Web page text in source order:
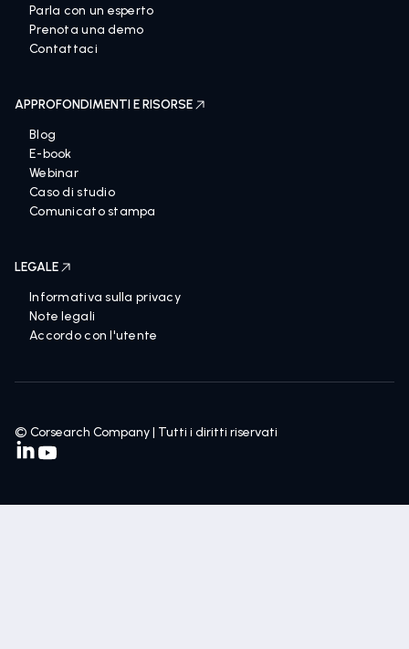
Parla con un esperto
Prenota una demo
Contattaci
APPROFONDIMENTI E RISORSE
Blog
E-book
Webinar
Caso di studio
Comunicato stampa
LEGALE
Informativa sulla privacy
Note legali
Accordo con l'utente
© Corsearch Company | Tutti i diritti riservati